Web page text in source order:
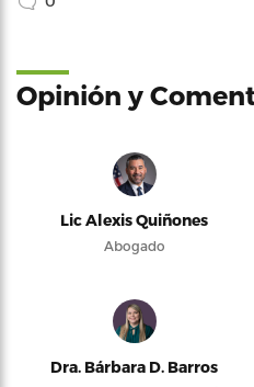
Opinión y
Lic Alexis Quiñones
Abogado
Dra. Bárbara D. Barros